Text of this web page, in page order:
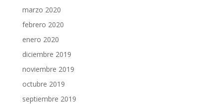
marzo 2020
febrero 2020
enero 2020
diciembre 2019
noviembre 2019
octubre 2019
septiembre 2019